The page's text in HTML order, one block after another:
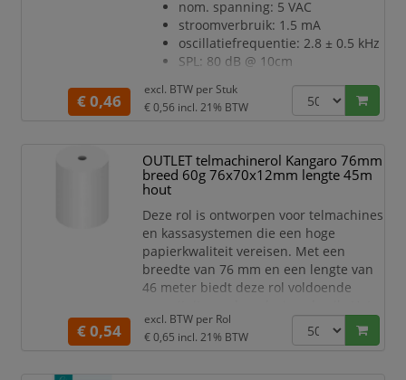
nom. spanning: 5 VAC
stroomverbruik: 1.5 mA
oscillatiefrequentie: 2.8 ± 0.5 kHz
SPL: 80 dB @ 10cm
kleur behuizing: zwart
gewicht: 4 g
€ 0,46
excl. BTW per Stuk
€ 0,56 incl. 21% BTW
OUTLET telmachinerol Kangaro 76mm
breed 60g 76x70x12mm lengte 45m
hout
Deze rol is ontworpen voor telmachines
en kassasystemen die een hoge
papierkwaliteit vereisen. Met een
breedte van 76 mm en een lengte van
46 meter biedt deze rol voldoende
papier heeft een stevige grammage
van 60 gram, wat zorgt voor scherpe en
€ 0,54
excl. BTW per Rol
€ 0,65 incl. 21% BTW